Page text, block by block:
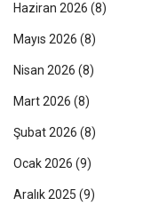
Haziran 2026 (8)
Mayıs 2026 (8)
Nisan 2026 (8)
Mart 2026 (8)
Şubat 2026 (8)
Ocak 2026 (9)
Aralık 2025 (9)